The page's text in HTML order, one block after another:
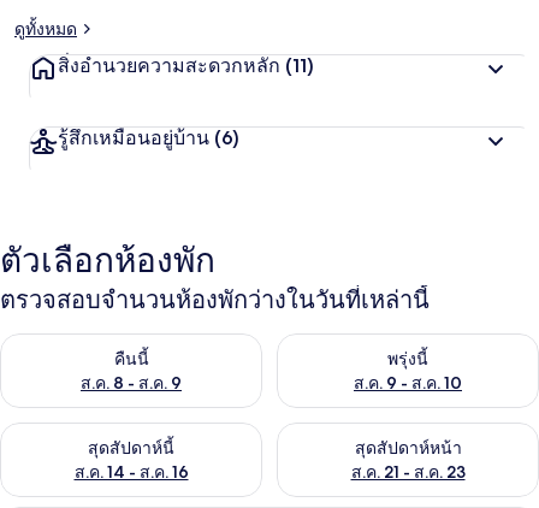
ดูทั้งหมด
สิ่งอำนวยความสะดวกหลัก (11)
รู้สึกเหมือนอยู่บ้าน (6)
ตัวเลือกห้องพัก
ตรวจสอบจำนวนห้องพักว่างในวันที่เหล่านี้
คืนนี้
ส.ค. 8 - ส.ค. 9
ตรวจสอบจำนวนห้องพักว่างในคืนนี้ ส.ค. 8 - ส.ค. 9พรุ่งนี้
ส.ค. 9 - ส.ค. 10
ตรวจสอบจำนวนห้องพักว่างใน
สุดสัปดาห์นี้
ส.ค. 14 - ส.ค. 16
ตรวจสอบจำนวนห้องพักว่างในสุดสัปดาห์นี้ ส.ค. 14 - ส.ค. 16
สุดสัปดาห์หน้า
ส.ค. 21 - ส.ค. 23
ตรวจสอบจำนวนห้องพักว่างใน